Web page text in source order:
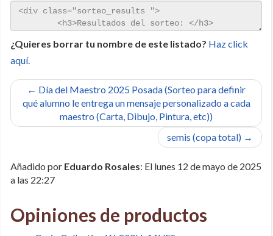
¿Quieres borrar tu nombre de este listado? Haz click
aquí.
← Día del Maestro 2025 Posada (Sorteo para definir
qué alumno le entrega un mensaje personalizado a cada
maestro (Carta, Dibujo, Pintura, etc))
semis (copa total) →
Añadido por Eduardo Rosales: El lunes 12 de mayo de 2025
a las 22:27
Opiniones de productos